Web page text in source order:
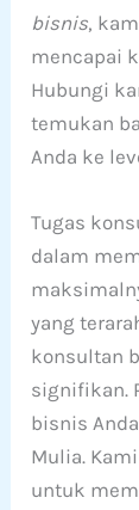
bisnis,
mencapai
Hubungi
temukan
Anda ke
Tugas
dalam
yang
konsultan
signifikan.
bisnis
Mulia.
untuk